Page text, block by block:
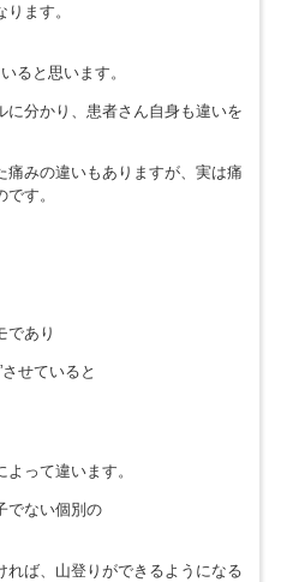
ます。
ると思います。
に分かり、患者さん自身も違いを
痛みの違いもありますが、実は痛
す。
であり
せていると
って違います。
でない個別の
ば、山登りができるようになる